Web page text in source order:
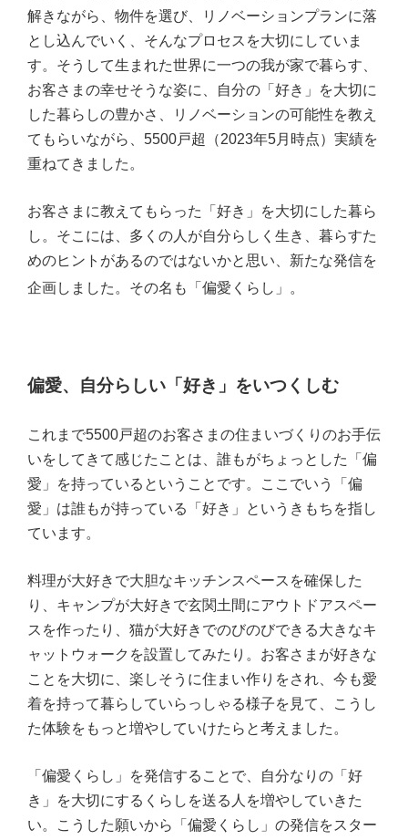
解きながら、物件を選び、リノベーションプランに落
とし込んでいく、そんなプロセスを大切にしていま
す。そうして生まれた世界に一つの我が家で暮らす、
お客さまの幸せそうな姿に、自分の「好き」を大切に
した暮らしの豊かさ、リノベーションの可能性を教え
てもらいながら、5500戸超（2023年5月時点）実績を
重ねてきました。
お客さまに教えてもらった「好き」を大切にした暮ら
し。そこには、多くの人が自分らしく生き、暮らすた
めのヒントがあるのではないかと思い、新たな発信を
企画しました。その名も「偏愛くらし」。
偏愛、自分らしい「好き」をいつくしむ
これまで5500戸超のお客さまの住まいづくりのお手伝
いをしてきて感じたことは、誰もがちょっとした「偏
愛」を持っているということです。ここでいう「偏
愛」は誰もが持っている「好き」というきもちを指し
ています。
料理が大好きで大胆なキッチンスペースを確保した
り、キャンプが大好きで玄関土間にアウトドアスペー
スを作ったり、猫が大好きでのびのびできる大きなキ
ャットウォークを設置してみたり。お客さまが好きな
ことを大切に、楽しそうに住まい作りをされ、今も愛
着を持って暮らしていらっしゃる様子を見て、こうし
た体験をもっと増やしていけたらと考えました。
「偏愛くらし」を発信することで、自分なりの「好
き」を大切にするくらしを送る人を増やしていきた
い。こうした願いから「偏愛くらし」の発信をスター